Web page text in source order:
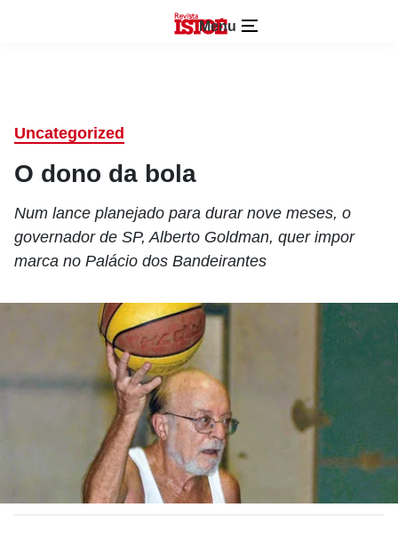
Menu
Uncategorized
O dono da bola
Num lance planejado para durar nove meses, o
governador de SP, Alberto Goldman, quer impor
marca no Palácio dos Bandeirantes